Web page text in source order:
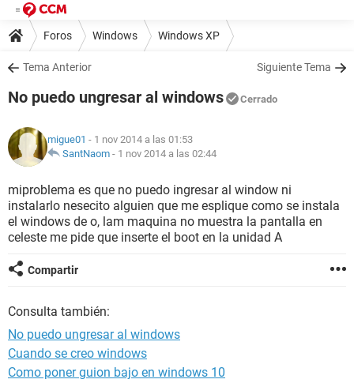
Foros Windows Windows XP
Tema Anterior Siguiente Tema
No puedo ungresar al windows Cerrado
migue01 - 1 nov 2014 a las 01:53
SantNaom - 1 nov 2014 a las 02:44
miproblema es que no puedo ingresar al window ni
instalarlo nesecito alguien que me esplique como se instala
el windows de o, lam maquina no muestra la pantalla en
celeste me pide que inserte el boot en la unidad A
Compartir
Consulta también:
No puedo ungresar al windows
Cuando se creo windows
Como poner guion bajo en windows 10